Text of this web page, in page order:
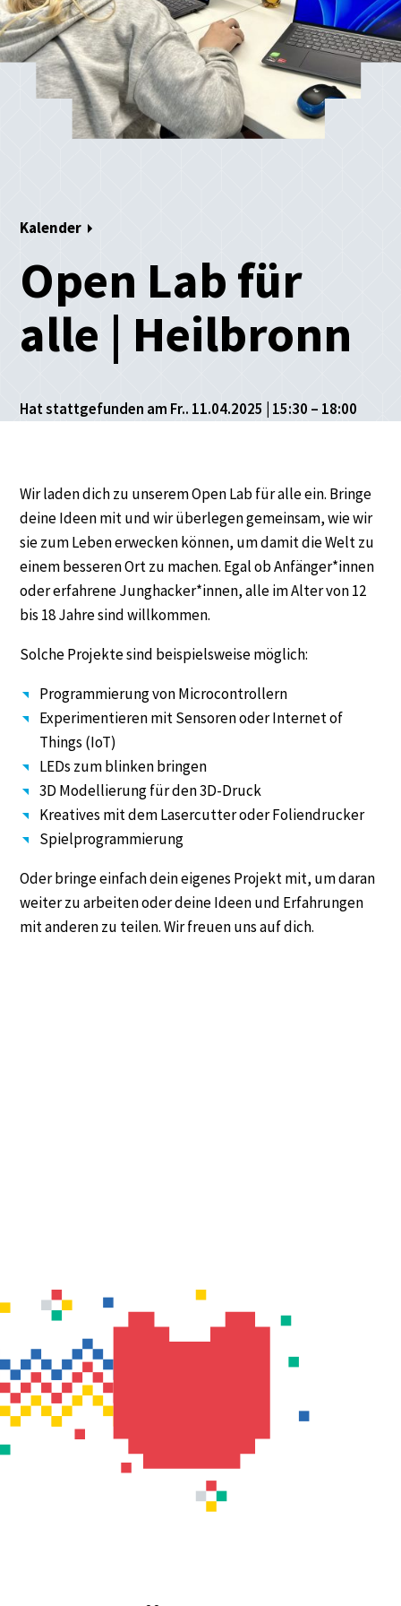
Kalender
Open Lab für
alle | Heilbronn
Hat stattgefunden am Fr.. 11.04.2025 | 15:30 – 18:00
Wir laden dich zu unserem Open Lab für alle ein. Bringe
deine Ideen mit und wir überlegen gemeinsam, wie wir
sie zum Leben erwecken können, um damit die Welt zu
einem besseren Ort zu machen. Egal ob Anfänger*innen
oder erfahrene Junghacker*innen, alle im Alter von 12
bis 18 Jahre sind willkommen.
Solche Projekte sind beispielsweise möglich:
Programmierung von Microcontrollern
Experimentieren mit Sensoren oder Internet of
Things (IoT)
LEDs zum blinken bringen
3D Modellierung für den 3D-Druck
Kreatives mit dem Lasercutter oder Foliendrucker
Spielprogrammierung
Oder bringe einfach dein eigenes Projekt mit, um daran
weiter zu arbeiten oder deine Ideen und Erfahrungen
mit anderen zu teilen. Wir freuen uns auf dich.